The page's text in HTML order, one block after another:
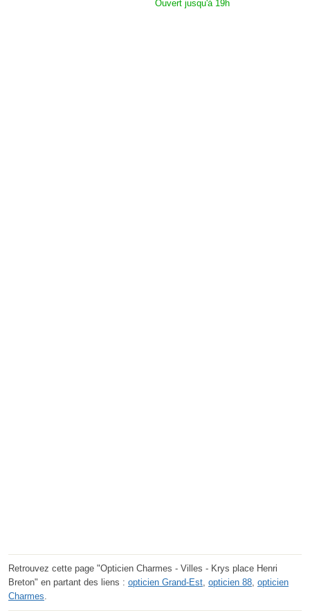
Ouvert jusqu'à 19h
Retrouvez cette page "Opticien Charmes - Villes - Krys place Henri
Breton" en partant des liens : opticien Grand-Est, opticien 88, opticien
Charmes.